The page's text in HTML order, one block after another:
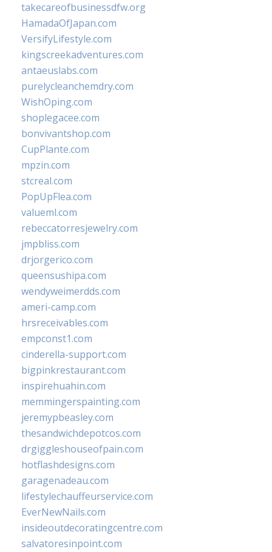
takecareofbusinessdfw.org
HamadaOfJapan.com
VersifyLifestyle.com
kingscreekadventures.com
antaeuslabs.com
purelycleanchemdry.com
WishOping.com
shoplegacee.com
bonvivantshop.com
CupPlante.com
mpzin.com
stcreal.com
PopUpFlea.com
valueml.com
rebeccatorresjewelry.com
jmpbliss.com
drjorgerico.com
queensushipa.com
wendyweimerdds.com
ameri-camp.com
hrsreceivables.com
empconst1.com
cinderella-support.com
bigpinkrestaurant.com
inspirehuahin.com
memmingerspainting.com
jeremypbeasley.com
thesandwichdepotcos.com
drgiggleshouseofpain.com
hotflashdesigns.com
garagenadeau.com
lifestylechauffeurservice.com
EverNewNails.com
insideoutdecoratingcentre.com
salvatoresinpoint.com